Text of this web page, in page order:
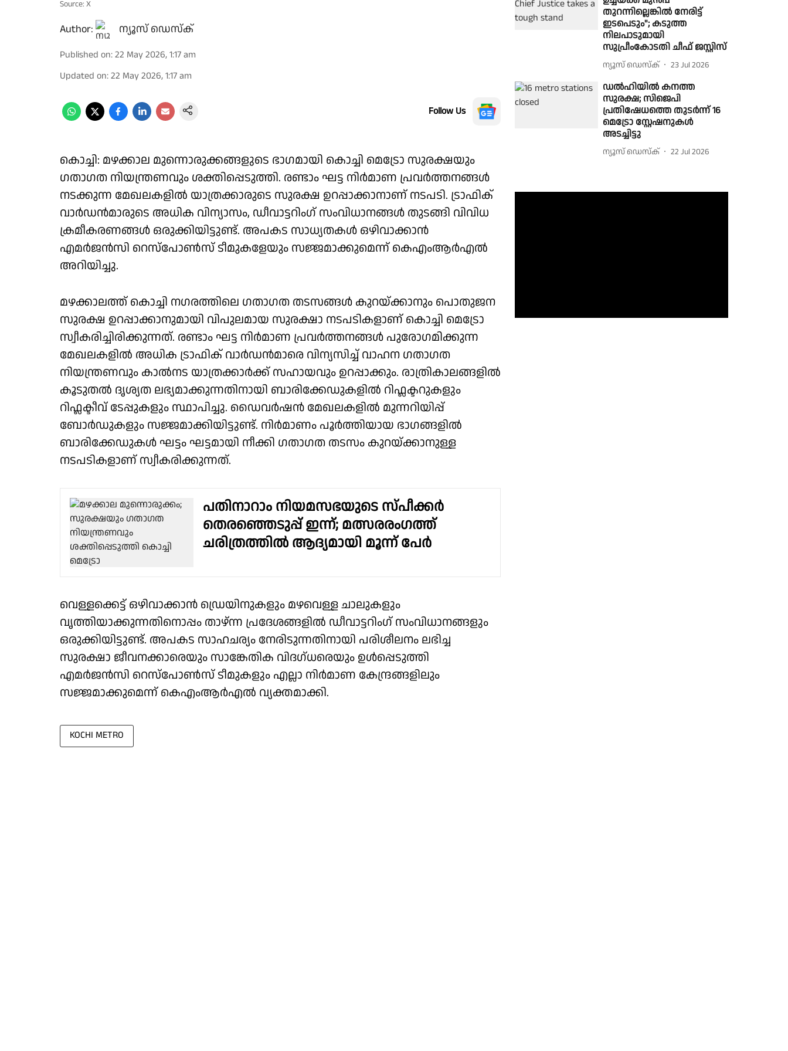
Source: X
Author: ന്യൂസ് ഡെസ്ക്
Published on:22 May 2026, 1:17 am
Updated on:22 May 2026, 1:17 am
Follow Us
കൊച്ചി: മഴക്കാല മുന്നൊരുക്കങ്ങളുടെ ഭാഗമായി കൊച്ചി മെട്രോ സുരക്ഷയും
ഗതാഗത നിയന്ത്രണവും ശക്തിപ്പെടുത്തി. രണ്ടാം ഘട്ട നിർമാണ പ്രവർത്തനങ്ങൾ
നടക്കുന്ന മേഖലകളിൽ യാത്രക്കാരുടെ സുരക്ഷ ഉറപ്പാക്കാനാണ് നടപടി. ട്രാഫിക്
വാർഡൻമാരുടെ അധിക വിന്യാസം, ഡീവാട്ടറിംഗ് സംവിധാനങ്ങൾ തുടങ്ങി വിവിധ
ക്രമീകരണങ്ങൾ ഒരുക്കിയിട്ടുണ്ട്. അപകട സാധ്യതകൾ ഒഴിവാക്കാൻ
എമർജൻസി റെസ്പോൺസ് ടീമുകളേയും സജ്ജമാക്കുമെന്ന് കെഎംആർഎൽ
അറിയിച്ചു.
മഴക്കാലത്ത് കൊച്ചി നഗരത്തിലെ ഗതാഗത തടസങ്ങൾ കുറയ്ക്കാനും പൊതുജന
സുരക്ഷ ഉറപ്പാക്കാനുമായി വിപുലമായ സുരക്ഷാ നടപടികളാണ് കൊച്ചി മെട്രോ
സ്വീകരിച്ചിരിക്കുന്നത്. രണ്ടാം ഘട്ട നിർമാണ പ്രവർത്തനങ്ങൾ പുരോഗമിക്കുന്ന
മേഖലകളിൽ അധിക ട്രാഫിക് വാർഡൻമാരെ വിന്യസിച്ച് വാഹന ഗതാഗത
നിയന്ത്രണവും കാൽനട യാത്രക്കാർക്ക് സഹായവും ഉറപ്പാക്കും. രാത്രികാലങ്ങളിൽ
കൂടുതൽ ദൃശ്യത ലഭ്യമാക്കുന്നതിനായി ബാരിക്കേഡുകളിൽ റിഫ്ലക്ടറുകളും
റിഫ്ലക്ടീവ് ടേപ്പുകളും സ്ഥാപിച്ചു. ഡൈവർഷൻ മേഖലകളിൽ മുന്നറിയിപ്പ്
ബോർഡുകളും സജ്ജമാക്കിയിട്ടുണ്ട്. നിർമാണം പൂർത്തിയായ ഭാഗങ്ങളിൽ
ബാരിക്കേഡുകൾ ഘട്ടം ഘട്ടമായി നീക്കി ഗതാഗത തടസം കുറയ്ക്കാനുള്ള
നടപടികളാണ് സ്വീകരിക്കുന്നത്.
പതിനാറാം നിയമസഭയുടെ സ്പീക്കർ
തെരഞ്ഞെടുപ്പ് ഇന്ന്; മത്സരരംഗത്ത്
ചരിത്രത്തിൽ ആദ്യമായി മൂന്ന് പേ‍ർ
വെള്ളക്കെട്ട് ഒഴിവാക്കാൻ ഡ്രെയിനുകളും മഴവെള്ള ചാലുകളും
വൃത്തിയാക്കുന്നതിനൊപ്പം താഴ്ന്ന പ്രദേശങ്ങളിൽ ഡീവാട്ടറിംഗ് സംവിധാനങ്ങളും
ഒരുക്കിയിട്ടുണ്ട്. അപകട സാഹചര്യം നേരിടുന്നതിനായി പരിശീലനം ലഭിച്ച
സുരക്ഷാ ജീവനക്കാരെയും സാങ്കേതിക വിദഗ്ധരെയും ഉൾപ്പെടുത്തി
എമർജൻസി റെസ്പോൺസ് ടീമുകളും എല്ലാ നിർമാണ കേന്ദ്രങ്ങളിലും
സജ്ജമാക്കുമെന്ന് കെഎംആർഎൽ വ്യക്തമാക്കി.
KOCHI METRO
തുറന്നില്ലെങ്കിൽ നേരിട്ട്
ഇടപെടും"; കടുത്ത
നിലപാടുമായി
സുപ്രീംകോടതി ചീഫ് ജസ്റ്റിസ്
ന്യൂസ് ഡെസ്ക് 23 Jul 2026
ഡൽഹിയിൽ കനത്ത
സുരക്ഷ; സിജെപി
പ്രതിഷേധത്തെ തുടർന്ന് 16
മെട്രോ സ്റ്റേഷനുകൾ
അടച്ചിട്ടു
ന്യൂസ് ഡെസ്ക് 22 Jul 2026